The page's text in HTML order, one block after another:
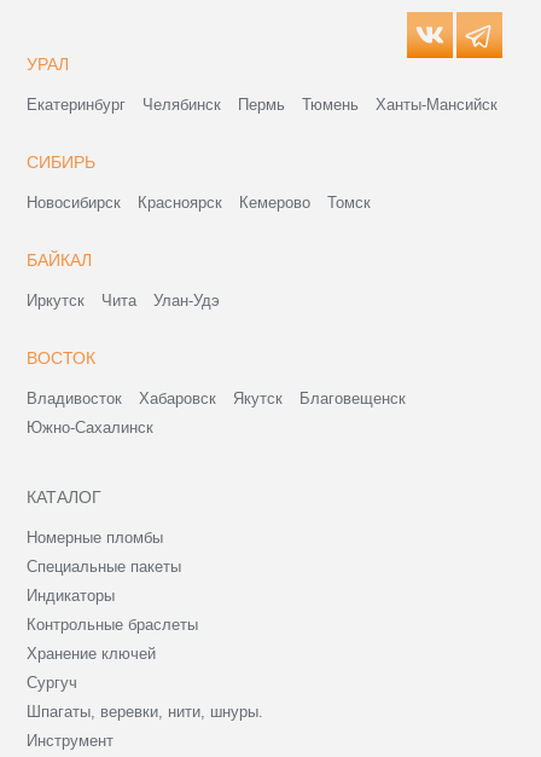
УРАЛ
Екатеринбург Челябинск Пермь Тюмень Ханты-Мансийск
СИБИРЬ
Новосибирск Красноярск Кемерово Томск
БАЙКАЛ
Иркутск Чита Улан-Удэ
ВОСТОК
Владивосток Хабаровск Якутск
Благовещенск
Южно-Сахалинск
КАТАЛОГ
Номерные пломбы
Специальные пакеты
Индикаторы
Контрольные браслеты
Хранение ключей
Сургуч
Шпагаты, веревки, нити, шнуры.
Инструмент